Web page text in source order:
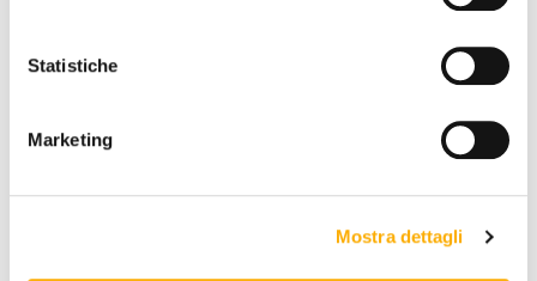
Statistiche
Marketing
Mostra dettagli
-